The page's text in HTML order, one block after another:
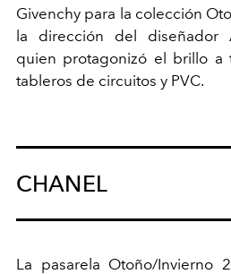
Givenchy para la colección
la dirección del diseñador
quien protagonizó el brillo a
tableros de circuitos y PVC.
CHANEL
La pasarela Otoño/Invierno